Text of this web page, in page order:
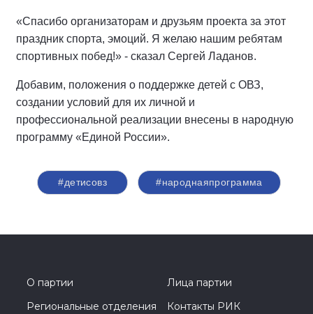
«Спасибо организаторам и друзьям проекта за этот
праздник спорта, эмоций. Я желаю нашим ребятам
спортивных побед!» - сказал Сергей Ладанов.
Добавим, положения о поддержке детей с ОВЗ,
создании условий для их личной и
профессиональной реализации внесены в народную
программу «Единой России».
#детисовз #народнаяпрограмма
О партии
Лица партии
Региональные отделения
Контакты РИК